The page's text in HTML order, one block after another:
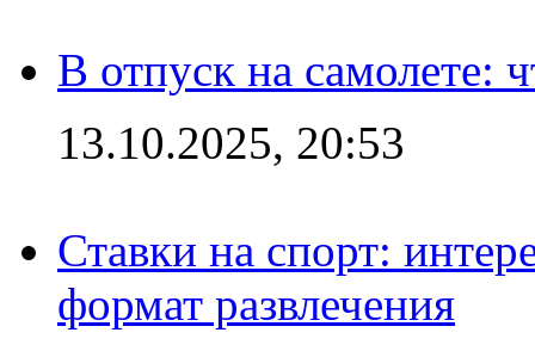
В отпуск на самолете:
13.10.2025, 20:53
Ставки на спорт:
формат развлечения